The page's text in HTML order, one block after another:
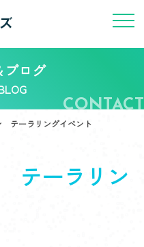
ブログ
テーラリングイベント
テーラリン